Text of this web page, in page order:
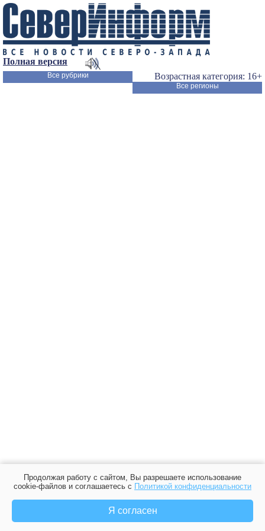
Полная версия
Возрастная категория: 16+
Все рубрики
Все регионы
Продолжая работу с сайтом, Вы разрешаете использование
cookie-файлов и соглашаетесь с Политикой конфиденциальности
Я согласен